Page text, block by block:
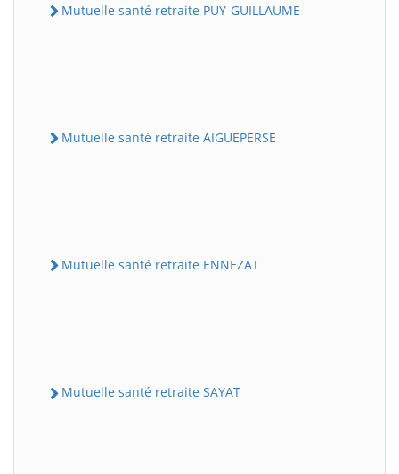
Mutuelle santé retraite PUY-GUILLAUME
Mutuelle santé retraite AIGUEPERSE
Mutuelle santé retraite ENNEZAT
Mutuelle santé retraite SAYAT